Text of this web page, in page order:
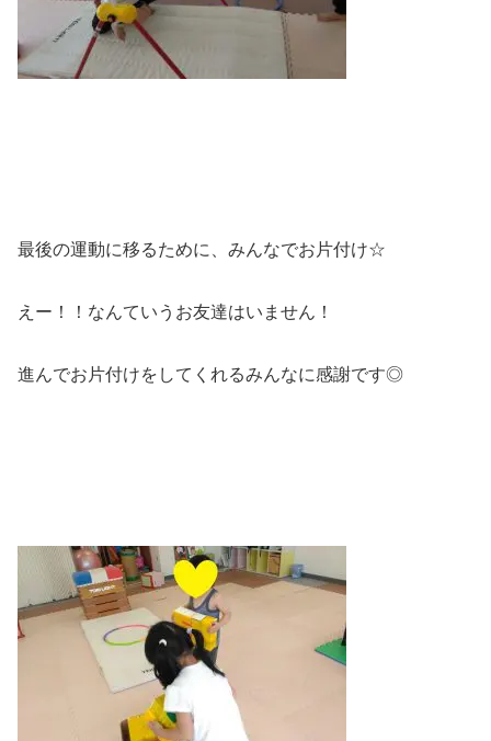
最後の運動に移るために、みんなでお片付け☆
えー！！なんていうお友達はいません！
進んでお片付けをしてくれるみんなに感謝です◎